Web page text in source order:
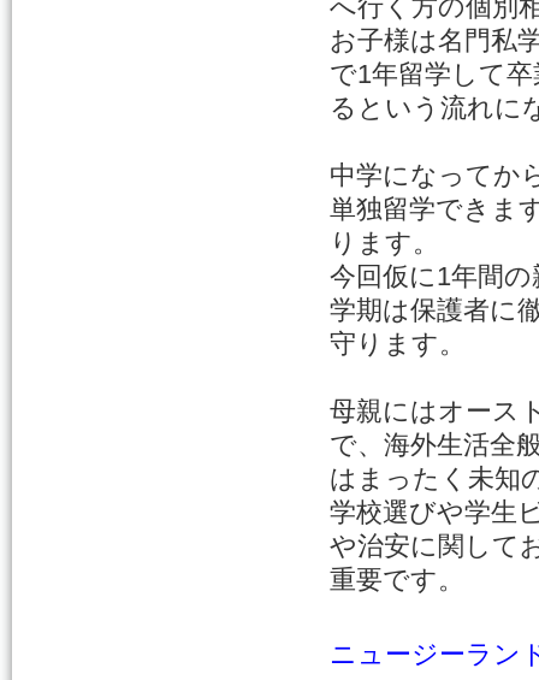
へ行く方の個別
お子様は名門私
で1年留学して
るという流れに
中学になってか
単独留学できま
ります。
今回仮に1年間
学期は保護者に
守ります。
母親にはオース
で、海外生活全
はまったく未知
学校選びや学生
や治安に関して
重要です。
ニュージーラン